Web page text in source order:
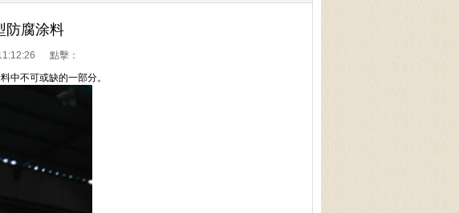
防腐涂料
點擊：
中不可或缺的一部分。